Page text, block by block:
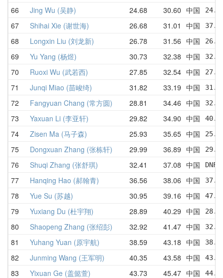
66 Jing Wu (吴静) 24.68 30.60 中国
67 Shihai Xie (谢世海) 26.68 31.01 中国
68 Longxin Liu (刘龙新) 26.78 31.56 中国
69 Yu Yang (杨煜) 30.73 32.38 中国
70 Ruoxi Wu (武若西) 27.85 32.54 中国
71 Junqi Miao (苗峻绮) 31.82 33.19 中国
72 Fangyuan Chang (常方圆) 28.81 34.46 中国
73 Yaxuan Li (李亚轩) 29.82 34.90 中国
74 Zisen Ma (马子森) 25.93 35.65 中国
75 Dongxuan Zhang (张栋轩) 29.99 36.89 中国
76 Shuqi Zhang (张舒琪) 32.41 37.08 中国
77 Hanqing Hao (郝翰青) 36.56 38.06 中国
78 Yue Su (苏越) 30.95 39.16 中国
79 Yuxiang Du (杜宇翔) 28.89 40.29 中国
80 Shaopeng Zhang (张绍彭) 32.92 41.47 中国
81 Yuhang Yuan (原宇航) 38.59 43.18 中国
82 Junming Wang (王军明) 40.35 43.58 中国
83 Yixuan Ge (盖懿萱) 43.73 45.47 中国